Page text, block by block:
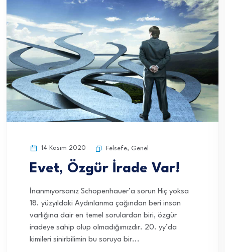
14 Kasım 2020 Felsefe, Genel
Evet, Özgür İrade Var!
İnanmıyorsanız Schopenhauer’a sorun Hiç yoksa
18. yüzyıldaki Aydınlanma çağından beri insan
varlığına dair en temel sorulardan biri, özgür
iradeye sahip olup olmadığımızdır. 20. yy’da
kimileri sinirbilimin bu soruya bir...